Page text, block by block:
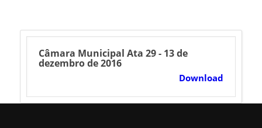
Câmara Municipal Ata 29 - 13 de
dezembro de 2016
Download